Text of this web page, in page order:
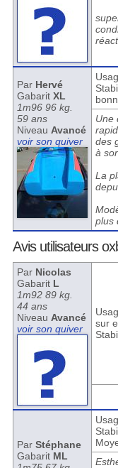
Par Hervé
Gabarit XL
1m96 96 kg.
59 ans
Niveau Avancé
voir son quiver
Une
des
à
La
plus
Avis utilisateurs
Par Nicolas
Gabarit L
1m92 89 kg.
44 ans
Niveau Avancé
voir son quiver
sur
Par Stéphane
Gabarit ML